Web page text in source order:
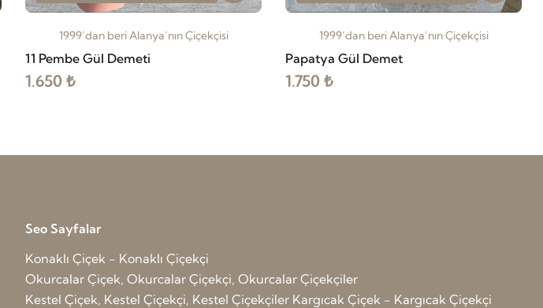
1999’dan beri Alanya’nın Çiçekçisi
11 Pembe Gül Demeti
1.650 ₺
1999’dan beri Alanya’nın Çiçekçisi
Papatya Gül Demet
1.750 ₺
Seo Sayfalar
Konaklı Çiçek - Konaklı Çiçekçi
Okurcalar Çiçek, Okurcalar Çiçekçi, Okurcalar Çiçekçiler
Kestel Çiçek, Kestel Çiçekçi, Kestel Çiçekçiler Kargıcak Çiçek - Kargıcak Çiçekçi